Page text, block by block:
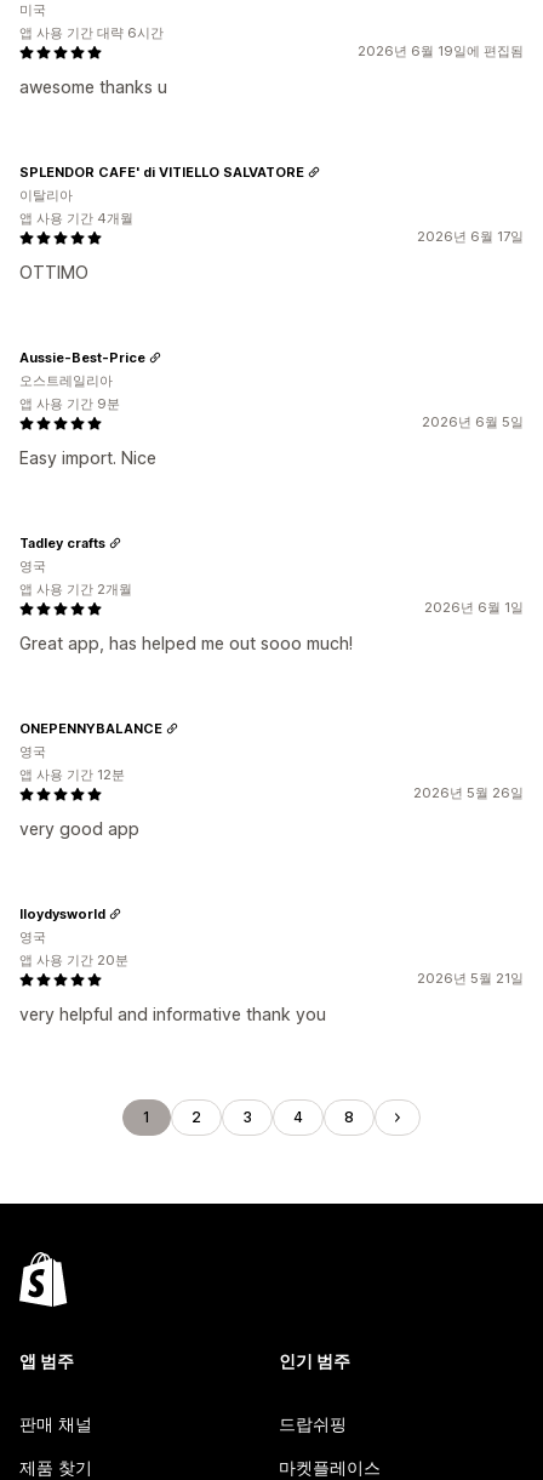
2026년 6월 19일에 편집됨
awesome thanks u
미국
앱 사용 기간 대략 6시간
2026년 6월 17일
OTTIMO
SPLENDOR CAFE' di VITIELLO SALVATORE
이탈리아
앱 사용 기간 4개월
2026년 6월 5일
Easy import. Nice
Aussie-Best-Price
오스트레일리아
앱 사용 기간 9분
2026년 6월 1일
Great app, has helped me out sooo much!
Tadley crafts
영국
앱 사용 기간 2개월
2026년 5월 26일
very good app
ONEPENNYBALANCE
영국
앱 사용 기간 12분
2026년 5월 21일
very helpful and informative thank you
lloydysworld
영국
앱 사용 기간 20분
1 2 3 4 8
앱 범주
판매 채널
제품 찾기
인기 범주
드랍쉬핑
마켓플레이스